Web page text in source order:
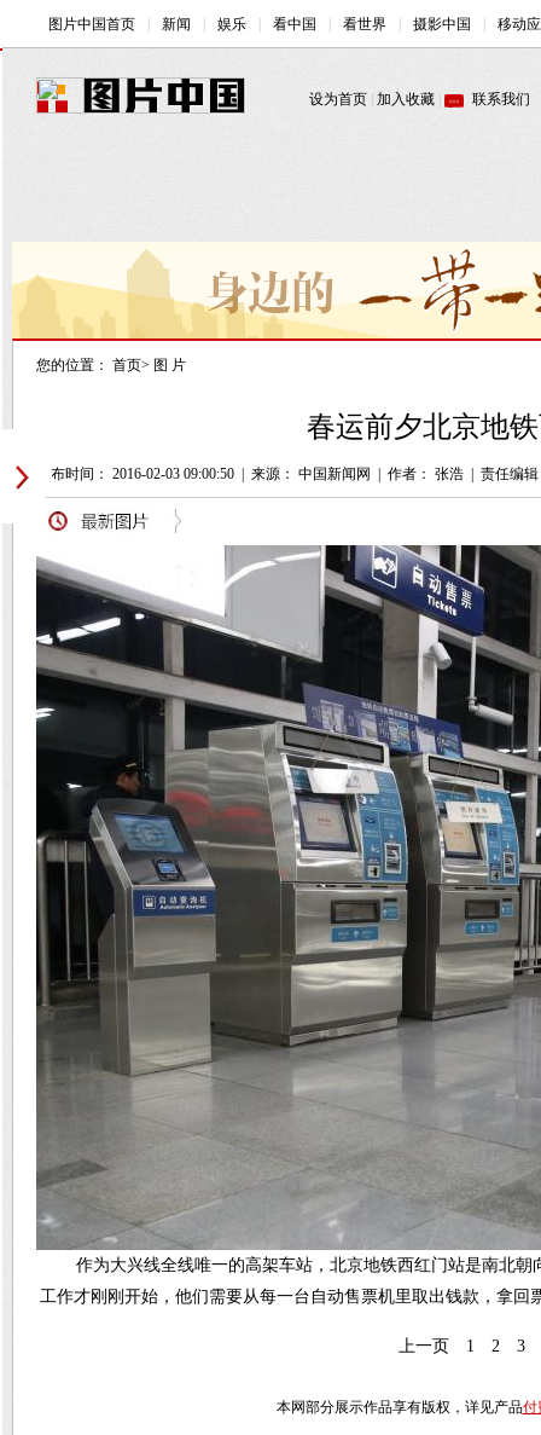
您的位置： 首页> 图 片
春运前夕北京地
发布时间： 2016-02-03 09:00:50 来源： 中国新闻网 作者： 张浩 责任编
作为大兴线全线唯一的高架车站，北京地铁西红门站是南北
工作才刚刚开始，他们需要从每一台自动售票机里取出钱款，拿回
上一页 1 2 3
本网部分展示作品享有版权，详见产品付